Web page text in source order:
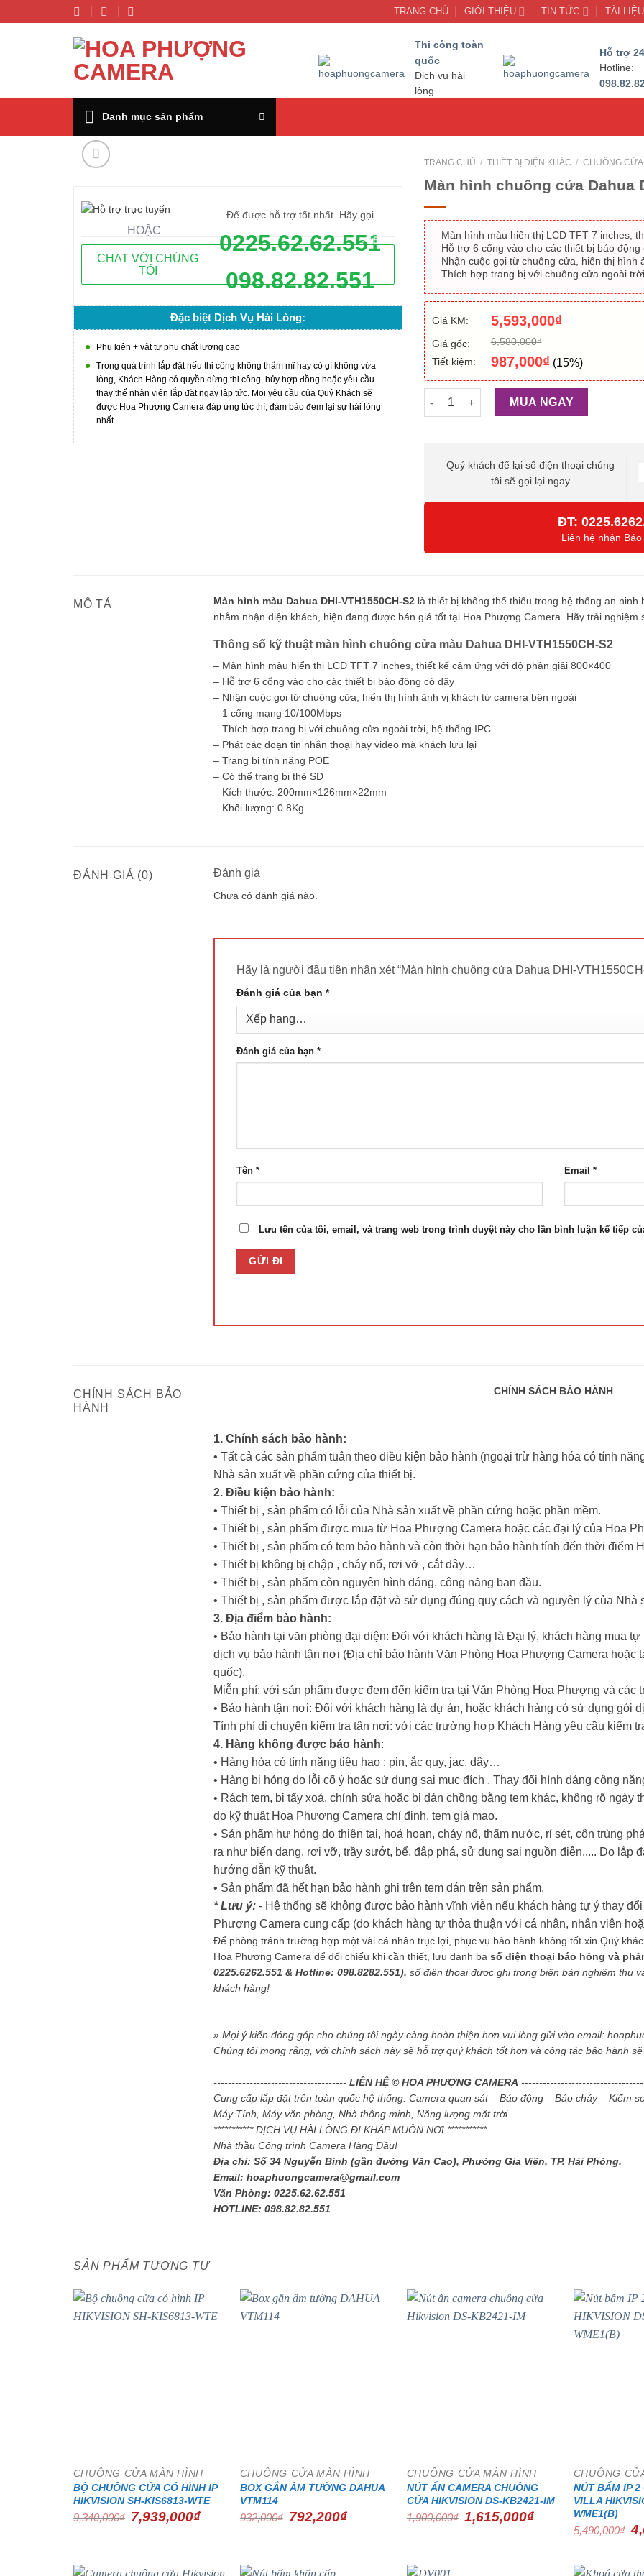
đến
TRANG CHỦ GIỚI THIỆU TIN TỨC TÀI LIỆU
Thi công toàn
quốc
Dịch vụ hài
lòng
Hỗ trợ
Hotline:
Danh mục sản phẩm
- 15%
Để được hỗ trợ tốt nhất. Hãy gọi
0225.62.62.551
098.82.82.551
HOẶC
CHAT VỚI CHÚNG
TÔI
Đặc biệt Dịch Vụ Hài Lòng:
Phụ kiện + vật tư phụ chất lượng cao
Trong quá trình lắp đặt nếu thi công không thẩm mĩ hay có gì không vừa
lòng, Khách Hàng có quyền dừng thi công, hủy hợp đồng hoặc yêu cầu
thay thế nhân viên lắp đặt ngay lập tức. Mọi yêu cầu của Quý Khách sẽ
được Hoa Phượng Camera đáp ứng tức thì, đảm bảo đem lại sự hài lòng
nhất
TRANG CHỦ / THIẾT BỊ ĐIỆN KHÁC / CHUÔNG CỬA
Màn hình chuông cửa Dahua
– Màn hình màu hiển thị LCD TFT 7 inches,
– Hỗ trợ 6 cổng vào cho các thiết bị báo động
– Nhận cuộc gọi từ chuông cửa, hiển thị hình
– Thích hợp trang bị với chuông cửa ngoài
Giá KM: 5,593,000₫
Giá gốc: 6,580,000₫
Tiết kiệm:
987,000₫(15%)
Màn hình chuông cửa Dahua DHI-
MUA NGAY
Quý khách để lại số điện thoại chúng
tôi sẽ gọi lại ngay
ĐT:
Liên hệ nhận
MÔ TẢ Màn hình màu Dahua DHI-VTH1550CH-S2 là thiết bị không thể thiếu trong hệ thống an
nhằm nhận diện khách, hiện đang được bán giá tốt tại Hoa Phượng Camera. Hãy trải
Thông số kỹ thuật màn hình chuông cửa màu Dahua DHI-VTH1550CH-S2
– Màn hình màu hiển thị LCD TFT 7 inches, thiết kế cảm ứng với độ phân giải 800×400
– Hỗ trợ 6 cổng vào cho các thiết bị báo động có dây
– Nhận cuộc gọi từ chuông cửa, hiển thị hình ảnh vị khách từ camera bên ngoài
– 1 cổng mạng 10/100Mbps
– Thích hợp trang bị với chuông cửa ngoài trời, hệ thống IPC
– Phát các đoạn tin nhắn thoại hay video mà khách lưu lại
– Trang bị tính năng POE
– Có thể trang bị thẻ SD
– Kích thước: 200mm×126mm×22mm
– Khối lượng: 0.8Kg
ĐÁNH GIÁ (0) Đánh giá
Chưa có đánh giá nào.
Hãy là người đầu tiên nhận xét “Màn hình chuông cửa Dahua DHI-
Đánh giá của bạn *
Đánh giá của bạn *
Tên * Email *
Lưu tên của tôi, email, và trang web trong trình duyệt này cho lần bình luận kế tiếp
CHÍNH SÁCH BẢO
HÀNH
CHÍNH SÁCH BẢO HÀNH
1. Chính sách bảo hành:
• Tất cả các sản phẩm tuân theo điều kiện bảo hành (ngoại trừ hàng hóa có tính
Nhà sản xuất về phần cứng của thiết bị.
2. Điều kiện bảo hành:
• Thiết bị , sản phẩm có lỗi của Nhà sản xuất về phần cứng hoặc phần mềm.
• Thiết bị , sản phẩm được mua từ Hoa Phượng Camera hoặc các đại lý của Hoa
• Thiết bị , sản phẩm có tem bảo hành và còn thời hạn bảo hành tính đến thời điểm
• Thiết bị không bị chập , cháy nổ, rơi vỡ , cắt dây…
• Thiết bị , sản phẩm còn nguyên hình dáng, công năng ban đầu.
• Thiết bị , sản phẩm được lắp đặt và sử dụng đúng quy cách và nguyên lý của Nhà
3. Địa điểm bảo hành:
• Bảo hành tại văn phòng đại diện: Đối với khách hàng là Đại lý, khách hàng mua
dịch vụ bảo hành tận nơi (Địa chỉ bảo hành Văn Phòng Hoa Phượng Camera hoặc
quốc).
Miễn phí: với sản phẩm được đem đến kiểm tra tại Văn Phòng Hoa Phượng và các
• Bảo hành tận nơi: Đối với khách hàng là dự án, hoặc khách hàng có sử dụng gói
Tính phí di chuyển kiểm tra tận nơi: với các trường hợp Khách Hàng yêu cầu kiểm
4. Hàng không được bảo hành:
• Hàng hóa có tính năng tiêu hao : pin, ắc quy, jac, dây…
• Hàng bị hỏng do lỗi cố ý hoặc sử dụng sai mục đích , Thay đổi hình dáng công
• Rách tem, bị tẩy xoá, chỉnh sửa hoặc bị dán chồng bằng tem khác, không rõ ngày
do kỹ thuật Hoa Phượng Camera chỉ định, tem giả mạo.
• Sản phẩm hư hỏng do thiên tai, hoả hoạn, cháy nổ, thấm nước, rỉ sét, côn trùng
ra như biến dạng, rơi vỡ, trầy sướt, bể, đập phá, sử dụng sai nguồn điện,.... Do lắp
hướng dẫn kỹ thuật.
• Sản phẩm đã hết hạn bảo hành ghi trên tem dán trên sản phẩm.
* Lưu ý: - Hệ thống sẽ không được bảo hành vĩnh viễn nếu khách hàng tự ý thay
Phượng Camera cung cấp (do khách hàng tự thỏa thuận với cá nhân, nhân viên
Để phòng tránh trường hợp một vài cá nhân trục lợi, phục vụ bảo hành không tốt xin Quý
Hoa Phượng Camera để đối chiếu khi cần thiết, lưu danh bạ số điện thoại báo hỏng và
0225.6262.551 & Hotline: 098.8282.551), số điện thoại được ghi trong biên bản nghiệm thu
khách hàng!
» Mọi ý kiến đóng góp cho chúng tôi ngày càng hoàn thiện hơn vui lòng gửi vào email:
Chúng tôi mong rằng, với chính sách này sẽ hỗ trợ quý khách tốt hơn và công tác bảo hành
------------------------------------- LIÊN HỆ © HOA PHƯỢNG CAMERA ----------------------------------
Cung cấp lắp đặt trên toàn quốc hệ thống: Camera quan sát – Báo động – Báo cháy – Kiểm
Máy Tính, Máy văn phòng, Nhà thông minh, Năng lượng mặt trời.
*********** DỊCH VỤ HÀI LÒNG ĐI KHẮP MUÔN NƠI ***********
Nhà thầu Công trình Camera Hàng Đầu!
Địa chỉ: Số 34 Nguyễn Bình (gần đường Văn Cao), Phường Gia Viên, TP. Hải Phòng.
Email: hoaphuongcamera@gmail.com
Văn Phòng: 0225.62.62.551
HOTLINE: 098.82.82.551
SẢN PHẨM TƯƠNG TỰ
CHUÔNG CỬA MÀN HÌNH
BỘ CHUÔNG CỬA CÓ HÌNH IP
HIKVISION SH-KIS6813-WTE
9,340,000₫ Giá
gốc
7,939,000₫Giá
CHUÔNG CỬA MÀN HÌNH
BOX GẮN ÂM TƯỜNG DAHUA
VTM114
932,000₫ Giá
gốc
792,200₫Giá
CHUÔNG CỬA MÀN HÌNH
NÚT ẤN CAMERA CHUÔNG
CỬA HIKVISION DS-KB2421-IM
1,900,000₫
Giá
gốc
1,615,000₫Giá
CHUÔNG
NÚT BẤM IP 2
VILLA
WME1(B)
5,490,000₫